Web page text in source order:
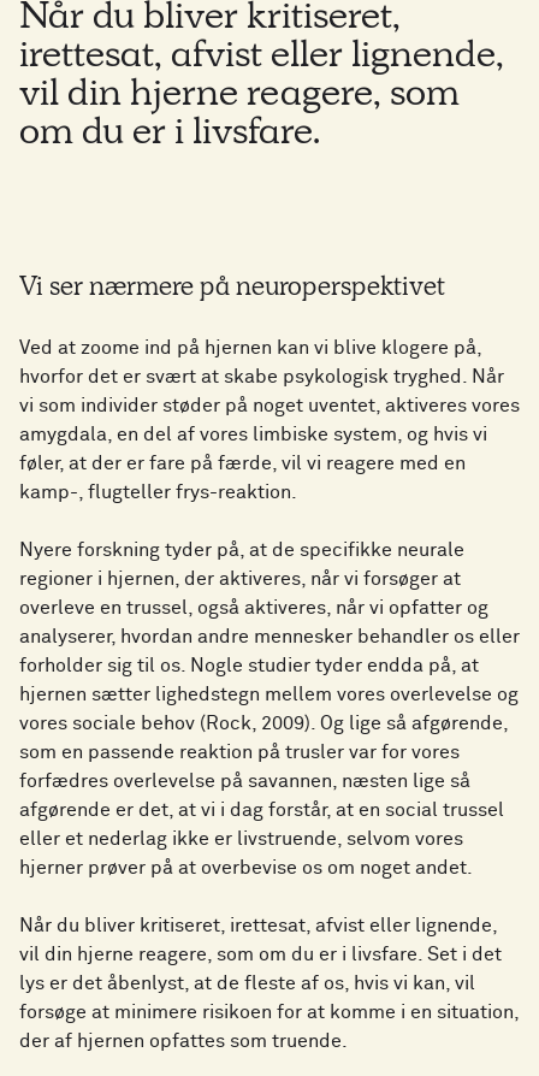
Når du bliver kritiseret,
irettesat, afvist eller lignende,
vil din hjerne reagere, som
om du er i livsfare.
Vi ser nærmere på neuroperspektivet
Ved at zoome ind på hjernen kan vi blive klogere på,
hvorfor det er svært at skabe psykologisk tryghed. Når
vi som individer støder på noget uventet, aktiveres vores
amygdala, en del af vores limbiske system, og hvis vi
føler, at der er fare på færde, vil vi reagere med en
kamp-, flugteller frys-reaktion.
Nyere forskning tyder på, at de specifikke neurale
regioner i hjernen, der aktiveres, når vi forsøger at
overleve en trussel, også aktiveres, når vi opfatter og
analyserer, hvordan andre mennesker behandler os eller
forholder sig til os. Nogle studier tyder endda på, at
hjernen sætter lighedstegn mellem vores overlevelse og
vores sociale behov (Rock, 2009). Og lige så afgørende,
som en passende reaktion på trusler var for vores
forfædres overlevelse på savannen, næsten lige så
afgørende er det, at vi i dag forstår, at en social trussel
eller et nederlag ikke er livstruende, selvom vores
hjerner prøver på at overbevise os om noget andet.
Når du bliver kritiseret, irettesat, afvist eller lignende,
vil din hjerne reagere, som om du er i livsfare. Set i det
lys er det åbenlyst, at de fleste af os, hvis vi kan, vil
forsøge at minimere risikoen for at komme i en situation,
der af hjernen opfattes som truende.